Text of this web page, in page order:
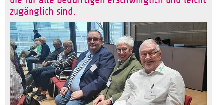
zugänglich sind.